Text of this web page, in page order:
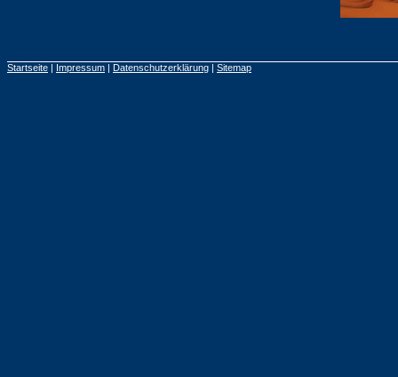
Startseite | Impressum | Datenschutzerklärung | Sitemap